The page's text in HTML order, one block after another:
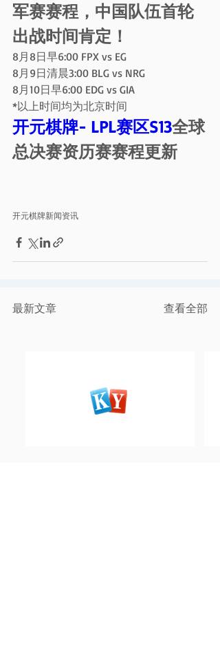
军赛赛程，中国队伍首轮
出战时间肯定！
8月8日早6:00 FPX vs EG
8月9日清晨3:00 BLG vs NRG
8月10日早6:00 EDG vs GIA
*以上时间均为北京时间
开元棋牌- LPL赛区S13全球
总决赛资历赛赛程更新
开元棋牌新闻资讯
最新文章 查看全部